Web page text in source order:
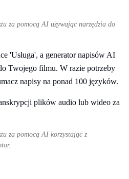
za pomocą AI używając narzędzia do
'Usługa', a generator napisów AI
Twojego filmu. W razie potrzeby
napisy na ponad 100 języków.
za pomocą AI korzystając z